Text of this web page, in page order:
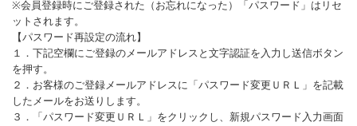
※会員登録時にご登録された（お忘れになった）「パスワード」はリセ
ットされます。
【パスワード再設定の流れ】
１．下記空欄にご登録のメールアドレスと文字認証を入力し送信ボタン
を押す。
２．お客様のご登録メールアドレスに「パスワード変更ＵＲＬ」を記載
したメールをお送りします。
３．「パスワード変更ＵＲＬ」をクリックし、新規パスワード入力画面